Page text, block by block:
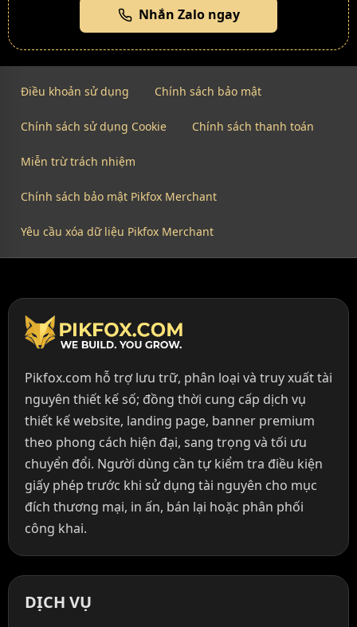
Nhắn Zalo ngay
Điều khoản sử dụng Chính sách bảo mật
Chính sách sử dụng Cookie Chính sách thanh toán
Miễn trừ trách nhiệm
Chính sách bảo mật Pikfox Merchant
Yêu cầu xóa dữ liệu Pikfox Merchant
Pikfox.com hỗ trợ lưu trữ, phân loại và truy xuất tài
nguyên thiết kế số; đồng thời cung cấp dịch vụ
thiết kế website, landing page, banner premium
theo phong cách hiện đại, sang trọng và tối ưu
chuyển đổi. Người dùng cần tự kiểm tra điều kiện
giấy phép trước khi sử dụng tài nguyên cho mục
đích thương mại, in ấn, bán lại hoặc phân phối
công khai.
DỊCH VỤ